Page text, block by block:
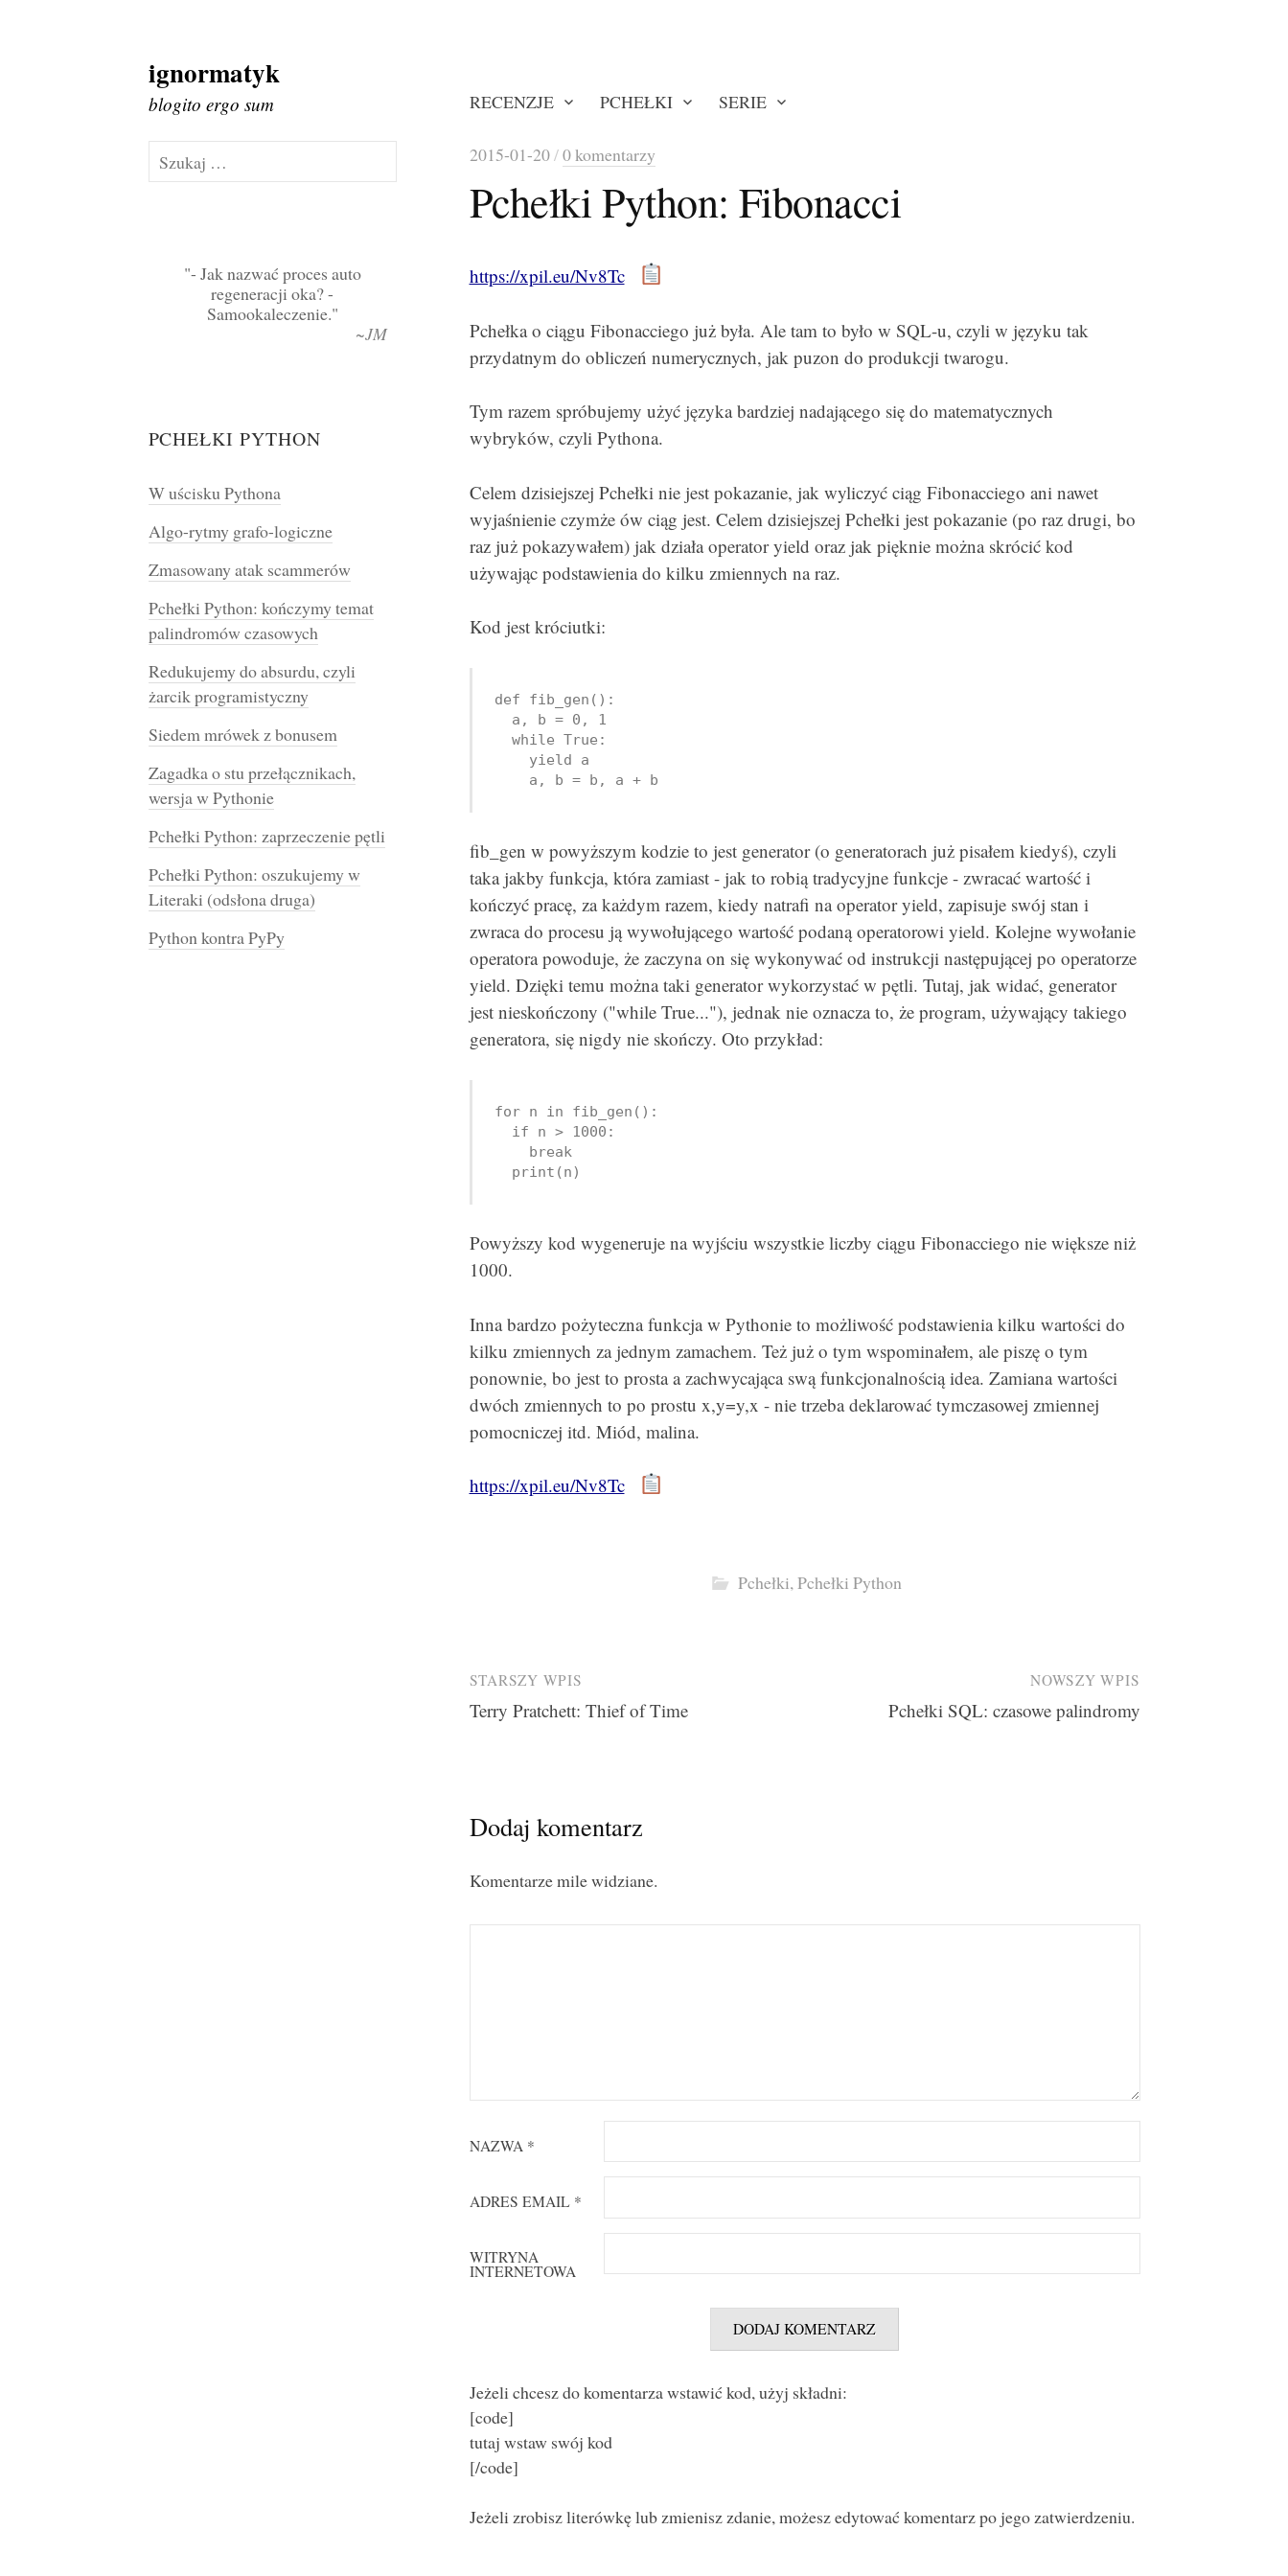
Skip
to
content
ignormatyk
blogito ergo sum RECENZJE PCHEŁKI SERIE
2015-01-20/0 komentarzy
Pchełki Python: Fibonacci
https://xpil.eu/Nv8Tc
Pchełka o ciągu Fibonacciego już była. Ale tam to było w SQL-u, czyli w języku tak
przydatnym do obliczeń numerycznych, jak puzon do produkcji twarogu.
Tym razem spróbujemy użyć języka bardziej nadającego się do matematycznych
wybryków, czyli Pythona.
Celem dzisiejszej Pchełki nie jest pokazanie, jak wyliczyć ciąg Fibonacciego ani nawet
wyjaśnienie czymże ów ciąg jest. Celem dzisiejszej Pchełki jest pokazanie (po raz drugi, bo
raz już pokazywałem) jak działa operator yield oraz jak pięknie można skrócić kod
używając podstawienia do kilku zmiennych na raz.
Kod jest króciutki:
def fib_gen():
a, b = 0, 1
while True:
yield a
fib_gen w powyższym kodzie to jest generator (o generatorach już pisałem kiedyś), czyli
taka jakby funkcja, która zamiast - jak to robią tradycyjne funkcje - zwracać wartość i
kończyć pracę, za każdym razem, kiedy natrafi na operator yield, zapisuje swój stan i
zwraca do procesu ją wywołującego wartość podaną operatorowi yield. Kolejne wywołanie
operatora powoduje, że zaczyna on się wykonywać od instrukcji następującej po operatorze
yield. Dzięki temu można taki generator wykorzystać w pętli. Tutaj, jak widać, generator
jest nieskończony ("while True..."), jednak nie oznacza to, że program, używający takiego
generatora, się nigdy nie skończy. Oto przykład:
for n in fib_gen():
  if n > 1000:
    break
Powyższy kod wygeneruje na wyjściu wszystkie liczby ciągu Fibonacciego nie większe niż
1000.
Inna bardzo pożyteczna funkcja w Pythonie to możliwość podstawienia kilku wartości do
kilku zmiennych za jednym zamachem. Też już o tym wspominałem, ale piszę o tym
ponownie, bo jest to prosta a zachwycająca swą funkcjonalnością idea. Zamiana wartości
dwóch zmiennych to po prostu x,y=y,x - nie trzeba deklarować tymczasowej zmiennej
pomocniczej itd. Miód, malina.
https://xpil.eu/Nv8Tc
Pchełki, Pchełki Python
Post
navigation
STARSZY WPIS
Terry Pratchett: Thief of Time
NOWSZY WPIS
Pchełki SQL: czasowe palindromy
Dodaj komentarz
Komentarze mile widziane.
NAZWA *
ADRES EMAIL *
WITRYNA
INTERNETOWA
Jeżeli chcesz do komentarza wstawić kod, użyj składni:
[code]
tutaj wstaw swój kod
[/code]
Jeżeli zrobisz literówkę lub zmienisz zdanie, możesz edytować komentarz po jego zatwierdzeniu.
Szukaj:
- Jak nazwać proces auto
regeneracji oka? -
Samookaleczenie.
~JM
PCHEŁKI PYTHON
W uścisku Pythona
Algo-rytmy grafo-logiczne
Zmasowany atak scammerów
Pchełki Python: kończymy temat
palindromów czasowych
Redukujemy do absurdu, czyli
żarcik programistyczny
Siedem mrówek z bonusem
Zagadka o stu przełącznikach,
wersja w Pythonie
Pchełki Python: zaprzeczenie pętli
Pchełki Python: oszukujemy w
Literaki (odsłona druga)
Python kontra PyPy